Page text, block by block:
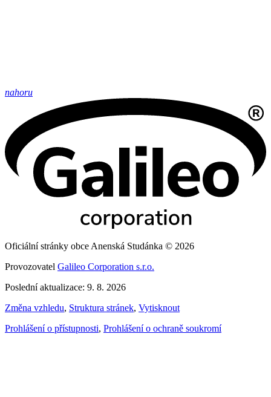
nahoru
Oficiální stránky obce Anenská Studánka © 2026
Provozovatel Galileo Corporation s.r.o.
Poslední aktualizace: 9. 8. 2026
Změna vzhledu, Struktura stránek, Vytisknout
Prohlášení o přístupnosti, Prohlášení o ochraně soukromí